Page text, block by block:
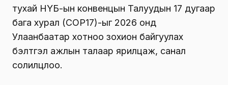
тухай НҮБ-ын конвенцын Талуудын 17 дугаар
бага хурал (COP17)-ыг 2026 онд
Улаанбаатар хотноо зохион байгуулах
бэлтгэл ажлын талаар ярилцаж, санал
солилцлоо.